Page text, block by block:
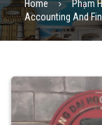
Home
Phạm
Accounting And